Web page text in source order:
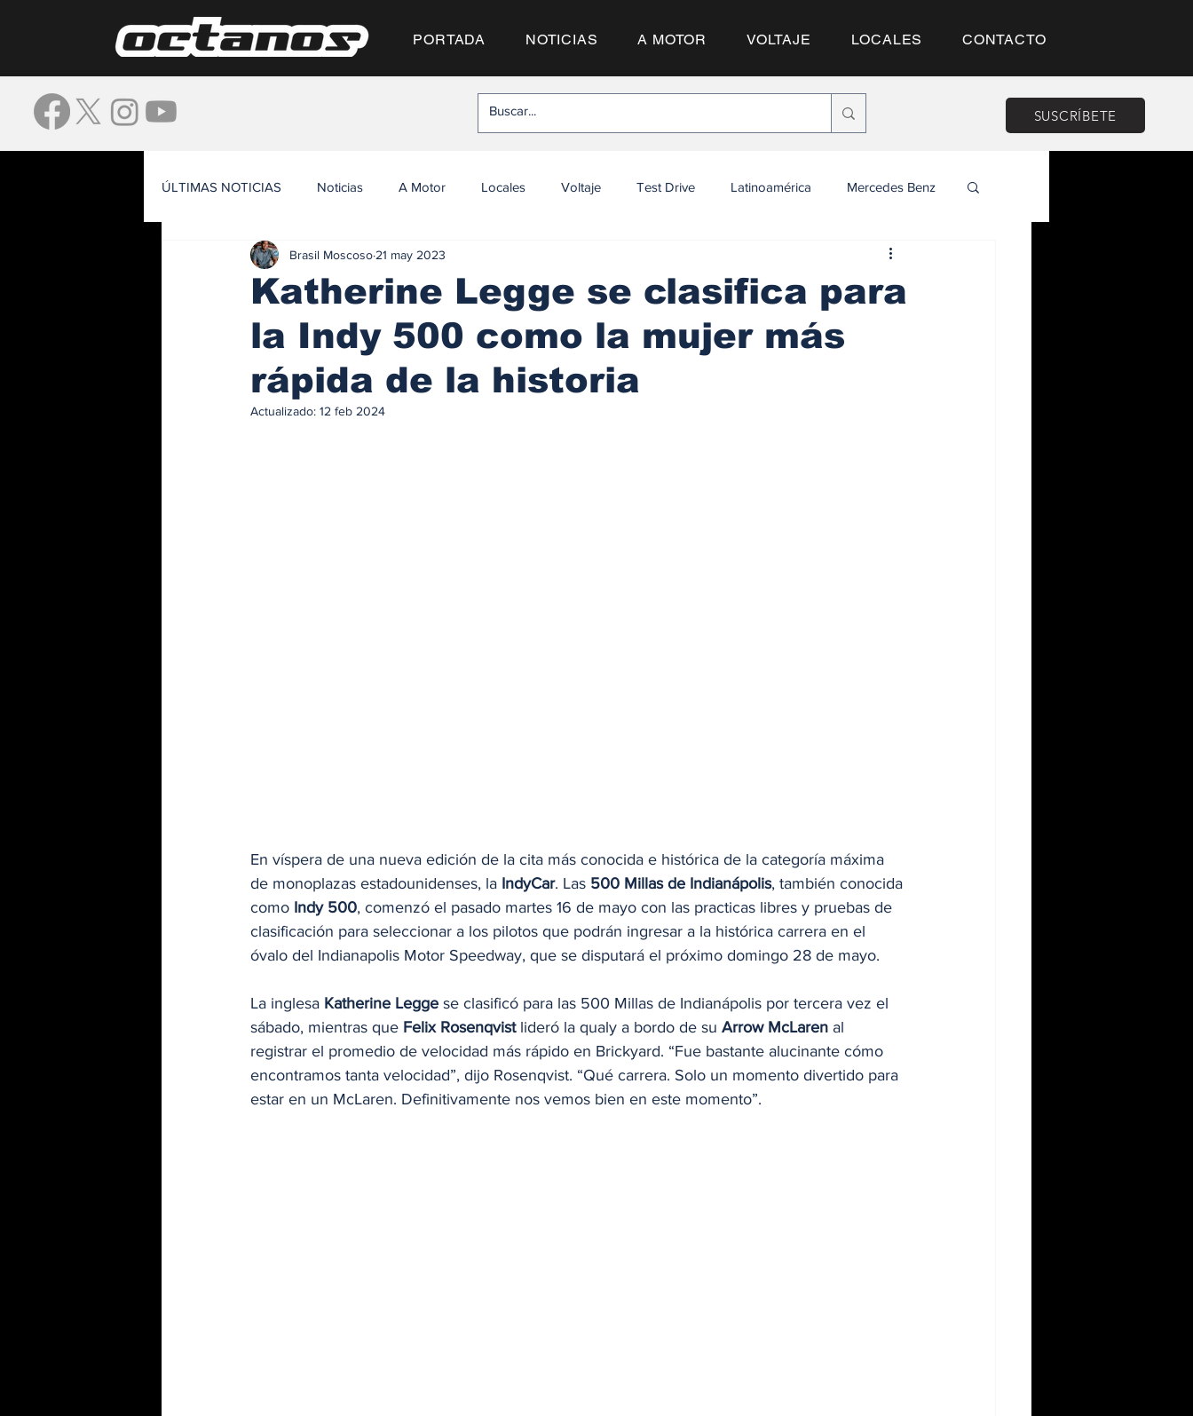
PORTADA NOTICIAS A MOTOR VOLTAJE LOCALES CONTACTO
SUSCRÍBETE
ÚLTIMAS NOTICIAS Noticias A Motor Locales Voltaje Test Drive Latinoamérica Mercedes Benz
Katherine Legge se clasifica para
la Indy 500 como la mujer más
rápida de la historia
Brasil Moscoso 21 may 2023
Actualizado: 12 feb 2024
En víspera de una nueva edición de la cita más conocida e histórica de la categoría máxima
de monoplazas estadounidenses, la IndyCar. Las 500 Millas de Indianápolis, también conocida
como Indy 500, comenzó el pasado martes 16 de mayo con las practicas libres y pruebas de
clasificación para seleccionar a los pilotos que podrán ingresar a la histórica carrera en el
óvalo del Indianapolis Motor Speedway, que se disputará el próximo domingo 28 de mayo.
La inglesa Katherine Legge se clasificó para las 500 Millas de Indianápolis por tercera vez el
sábado, mientras que Felix Rosenqvist lideró la qualy a bordo de su Arrow McLaren al
registrar el promedio de velocidad más rápido en Brickyard. “Fue bastante alucinante cómo
encontramos tanta velocidad”, dijo Rosenqvist. “Qué carrera. Solo un momento divertido para
estar en un McLaren. Definitivamente nos vemos bien en este momento”.